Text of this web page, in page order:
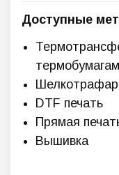
Доступные
DTF печать
Прямая
Вышивка